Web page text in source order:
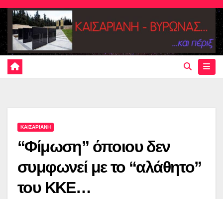
Skip
content
ΚΑΙΣΑΡΙΑΝΗ
“Φίμωση” όποιου δεν
συμφωνεί με το “αλάθητο”
του ΚΚΕ…